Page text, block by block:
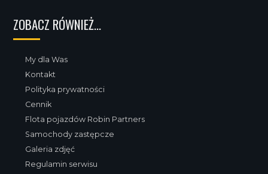
ZOBACZ RÓWNIEŻ...
My dla Was
Kontakt
Polityka prywatności
Cennik
Flota pojazdów Robin Partners
Samochody zastępcze
Galeria zdjęć
Regulamin serwisu